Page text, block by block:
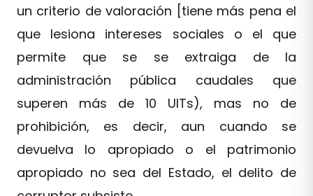
un criterio de valoración [tiene más pena el
que lesiona intereses sociales o el que
permite que se se extraiga de la
administración pública caudales que
superen más de 10 UITs), mas no de
prohibición, es decir, aun cuando se
devuelva lo apropiado o el patrimonio
apropiado no sea del Estado, el delito de